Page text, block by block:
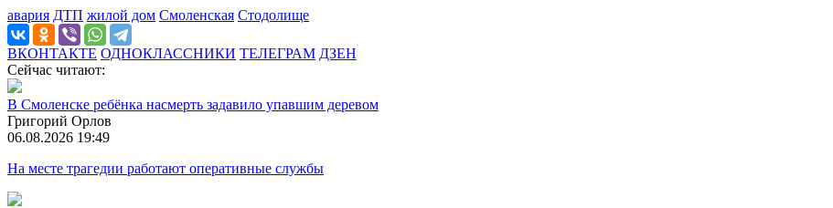
авария ДТП жилой дом Смоленская Стодолище
ВКОНТАКТЕ ОДНОКЛАССНИКИ ТЕЛЕГРАМ ДЗЕН
Сейчас читают:
В Смоленске ребёнка насмерть задавило упавшим деревом
Григорий Орлов
06.08.2026 19:49
На месте трагедии работают оперативные службы